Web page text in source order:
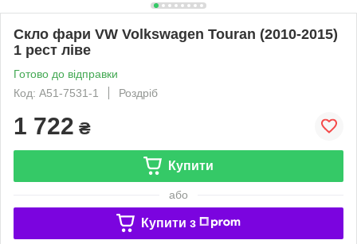
Скло фари VW Volkswagen Touran (2010-2015)
1 рест ліве
Готово до відправки
Код: A51-7531-1
Роздріб
1 722 ₴
Купити
або
Купити з